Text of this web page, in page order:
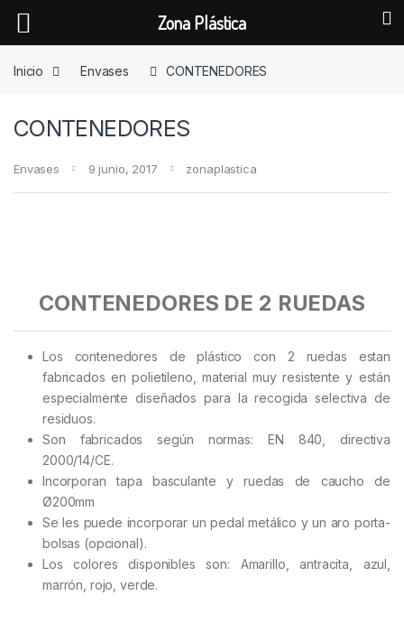
Inicio
Envases CONTENEDORES
CONTENEDORES
Envases 9 junio, 2017 zonaplastica
CONTENEDORES DE 2 RUEDAS
Los contenedores de plástico con 2 ruedas estan
fabricados en polietileno, material muy resistente y están
especialmente diseñados para la recogida selectiva de
residuos.
Son fabricados según normas: EN 840, directiva
2000/14/CE.
Incorporan tapa basculante y ruedas de caucho de
Ø200mm
Se les puede incorporar un pedal metálico y un aro porta-
bolsas (opcional).
Los colores disponibles son: Amarillo, antracita, azul,
marrón, rojo, verde.
Zona Plástica